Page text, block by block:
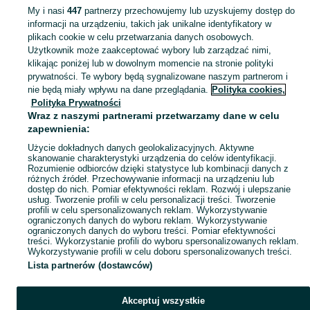
KATEGORIA
Skorzystaj z największego serwisu ogłoszeniowego - Jedlanka i okolice! Kupuj to, czego pragniesz i sprzedawaj to, czego już nie potrzebujesz! Zobacz
Mapa kategorii
Mapa miejscowości
Mapa ministron
Popularne wyszukiwania
My i nasi 447partnerzy przechowujemy lub uzyskujemy dostęp do
informacji na urządzeniu, takich jak unikalne identyfikatory w
plikach cookie w celu przetwarzania danych osobowych.
Użytkownik może zaakceptować wybory lub zarządzać nimi,
klikając poniżej lub w dowolnym momencie na stronie polityki
prywatności. Te wybory będą sygnalizowane naszym partnerom i
nie będą miały wpływu na dane przeglądania. Polityka cookies,
Polityka Prywatności
Wraz z naszymi partnerami przetwarzamy dane w celu
zapewnienia:
Użycie dokładnych danych geolokalizacyjnych. Aktywne
skanowanie charakterystyki urządzenia do celów identyfikacji.
Rozumienie odbiorców dzięki statystyce lub kombinacji danych z
różnych źródeł. Przechowywanie informacji na urządzeniu lub
dostęp do nich. Pomiar efektywności reklam. Rozwój i ulepszanie
usług. Tworzenie profili w celu personalizacji treści. Tworzenie
profili w celu spersonalizowanych reklam. Wykorzystywanie
ograniczonych danych do wyboru reklam. Wykorzystywanie
ograniczonych danych do wyboru treści. Pomiar efektywności
treści. Wykorzystanie profili do wyboru spersonalizowanych reklam.
Wykorzystywanie profili w celu doboru spersonalizowanych treści.
Lista partnerów (dostawców)
Akceptuj wszystkie